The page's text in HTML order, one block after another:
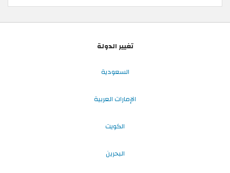
تغيير الدولة
السعودية
الإمارات العربية
الكويت
البحرين